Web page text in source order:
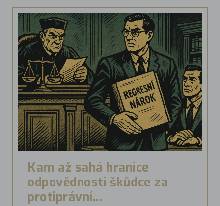
Kam až sahá hranice
odpovědnosti škůdce za
protiprávní...